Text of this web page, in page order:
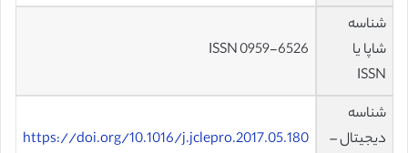
شناسه
شاپا یا
ISSN
ISSN 0959-6526
شناسه
دیجیتال –
https://doi.org/10.1016/j.jclepro.2017.05.180